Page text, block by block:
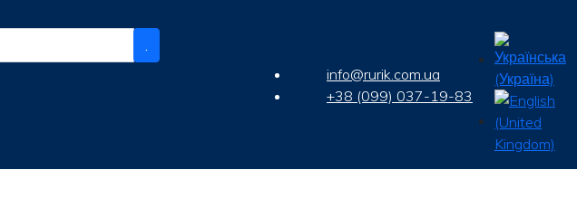
.
info@rurik.com.ua
+38 (099) 037-19-83